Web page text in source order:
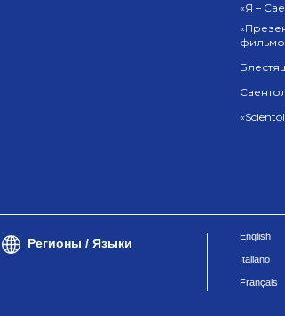
«Я –
Регионы / Языки
English
Italiano
Français